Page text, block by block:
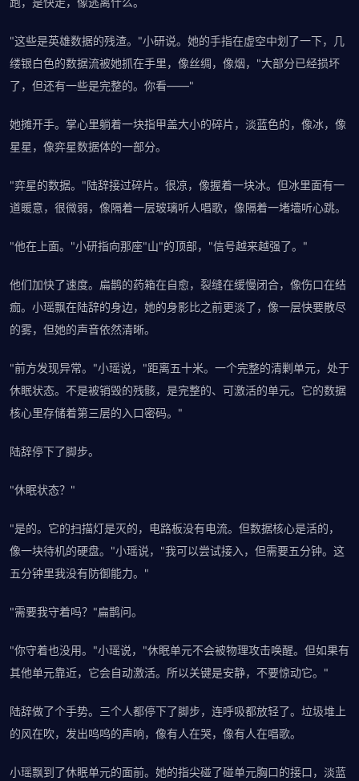
"这些是英雄数据的残渣。"小研说。她的手指在虚空中划了一下，几
缕银白色的数据流被她抓在手里，像丝绸，像烟，"大部分已经损坏
了，但还有一些是完整的。你看——"
她摊开手。掌心里躺着一块指甲盖大小的碎片，淡蓝色的，像冰，像
星星，像弈星数据体的一部分。
"弈星的数据。"陆辞接过碎片。很凉，像握着一块冰。但冰里面有一
道暖意，很微弱，像隔着一层玻璃听人唱歌，像隔着一堵墙听心跳。
"他在上面。"小研指向那座"山"的顶部，"信号越来越强了。"
他们加快了速度。扁鹊的药箱在自愈，裂缝在缓慢闭合，像伤口在结
痂。小瑶飘在陆辞的身边，她的身影比之前更淡了，像一层快要散尽
的雾，但她的声音依然清晰。
"前方发现异常。"小瑶说，"距离五十米。一个完整的清剿单元，处于
休眠状态。不是被销毁的残骸，是完整的、可激活的单元。它的数据
核心里存储着第三层的入口密码。"
陆辞停下了脚步。
"休眠状态？"
"是的。它的扫描灯是灭的，电路板没有电流。但数据核心是活的，
像一块待机的硬盘。"小瑶说，"我可以尝试接入，但需要五分钟。这
五分钟里我没有防御能力。"
"需要我守着吗？"扁鹊问。
"你守着也没用。"小瑶说，"休眠单元不会被物理攻击唤醒。但如果有
其他单元靠近，它会自动激活。所以关键是安静，不要惊动它。"
陆辞做了个手势。三个人都停下了脚步，连呼吸都放轻了。垃圾堆上
的风在吹，发出呜呜的声响，像有人在哭，像有人在唱歌。
小瑶飘到了休眠单元的面前。她的指尖碰了碰单元胸口的接口，淡蓝